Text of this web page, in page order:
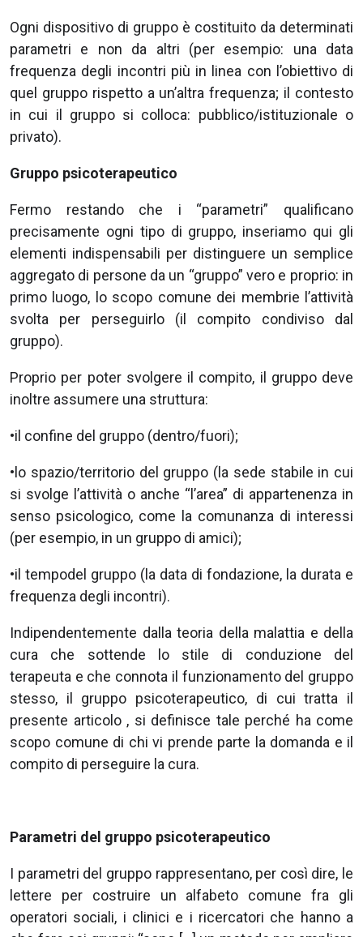
Ogni dispositivo di gruppo è costituito da determinati
parametri e non da altri (per esempio: una data
frequenza degli incontri più in linea con l’obiettivo di
quel gruppo rispetto a un’altra frequenza; il contesto
in cui il gruppo si colloca: pubblico/istituzionale o
privato).
Gruppo psicoterapeutico
Fermo restando che i “parametri” qualificano
precisamente ogni tipo di gruppo, inseriamo qui gli
elementi indispensabili per distinguere un semplice
aggregato di persone da un “gruppo” vero e proprio: in
primo luogo, lo scopo comune dei membrie l’attività
svolta per perseguirlo (il compito condiviso dal
gruppo).
Proprio per poter svolgere il compito, il gruppo deve
inoltre assumere una struttura:
•il confine del gruppo (dentro/fuori);
•lo spazio/territorio del gruppo (la sede stabile in cui
si svolge l’attività o anche “l’area” di appartenenza in
senso psicologico, come la comunanza di interessi
(per esempio, in un gruppo di amici);
•il tempodel gruppo (la data di fondazione, la durata e
frequenza degli incontri).
Indipendentemente dalla teoria della malattia e della
cura che sottende lo stile di conduzione del
terapeuta e che connota il funzionamento del gruppo
stesso, il gruppo psicoterapeutico, di cui tratta il
presente articolo , si definisce tale perché ha come
scopo comune di chi vi prende parte la domanda e il
compito di perseguire la cura.
Parametri del gruppo psicoterapeutico
I parametri del gruppo rappresentano, per così dire, le
lettere per costruire un alfabeto comune fra gli
operatori sociali, i clinici e i ricercatori che hanno a